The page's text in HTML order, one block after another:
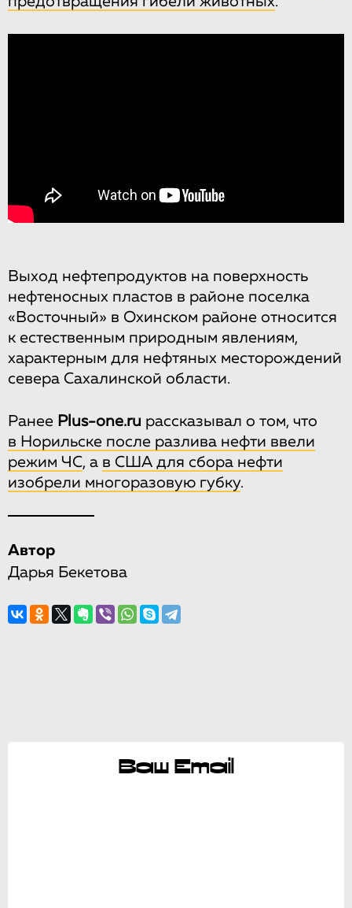
Выход нефтепродуктов на поверхность
нефтеносных пластов в районе поселка
«Восточный» в Охинском районе относится
к естественным природным явлениям,
характерным для нефтяных месторождений
севера Сахалинской области.
Ранее Plus-one.ru рассказывал о том, что
в Норильске после разлива нефти ввели
режим ЧС, а в США для сбора нефти
изобрели многоразовую губку.
Автор
Дарья Бекетова
Ваш Email